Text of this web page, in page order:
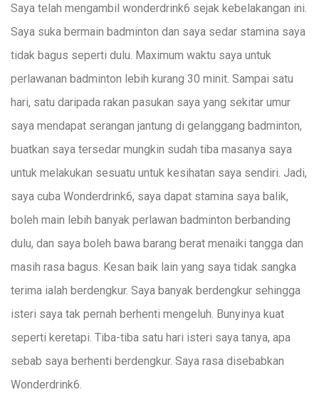
Saya telah mengambil wonderdrink6 sejak kebelakangan ini.
Saya suka bermain badminton dan saya sedar stamina saya
tidak bagus seperti dulu. Maximum waktu saya untuk
perlawanan badminton lebih kurang 30 minit. Sampai satu
hari, satu daripada rakan pasukan saya yang sekitar umur
saya mendapat serangan jantung di gelanggang badminton,
buatkan saya tersedar mungkin sudah tiba masanya saya
untuk melakukan sesuatu untuk kesihatan saya sendiri. Jadi,
saya cuba Wonderdrink6, saya dapat stamina saya balik,
boleh main lebih banyak perlawan badminton berbanding
dulu, dan saya boleh bawa barang berat menaiki tangga dan
masih rasa bagus. Kesan baik lain yang saya tidak sangka
terima ialah berdengkur. Saya banyak berdengkur sehingga
isteri saya tak pernah berhenti mengeluh. Bunyinya kuat
seperti keretapi. Tiba-tiba satu hari isteri saya tanya, apa
sebab saya berhenti berdengkur. Saya rasa disebabkan
Wonderdrink6.